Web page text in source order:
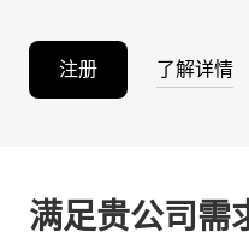
注册 了解详情
满足贵公司需